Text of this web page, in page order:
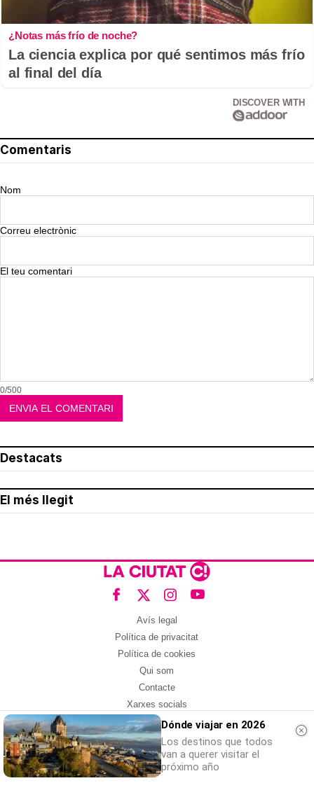
¿Notas más frío de noche?
La ciencia explica por qué sentimos más frío
al final del día
DISCOVER WITH
Comentaris
Nom
Correu electrònic
El teu comentari
0/500
Destacats
El més llegit
Avís legal
Política de privacitat
Política de cookies
Qui som
Contacte
Xarxes socials
Amb col·laboració de:Dónde viajar en 2026
Los destinos que todos
van a querer visitar el
próximo año